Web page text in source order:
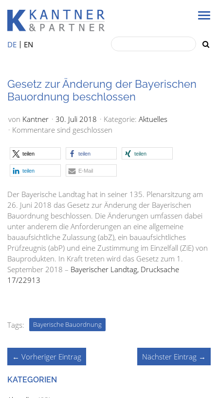
DE EN
Gesetz zur Änderung der Bayerischen
Bauordnung beschlossen
von Kantner 30. Juli 2018 Kategorie: Aktuelles
Kommentare sind geschlossen
teilen teilen teilen
teilen E-Mail
Der Bayerische Landtag hat in seiner 135. Plenarsitzung am
26. Juni 2018 das Gesetz zur Änderung der Bayerischen
Bauordnung beschlossen. Die Änderungen umfassen dabei
unter anderem die Anforderungen an eine allgemeine
bauaufsichtliche Zulassung (abZ), ein bauaufsichtliches
Prüfzeugnis (abP) und eine Zustimmung im Einzelfall (ZiE) von
Bauprodukten. In Kraft treten wird das Gesetz zum 1.
September 2018 – Bayerischer Landtag, Drucksache
17/22913
Tags: Bayerische Bauordnung
← Vorheriger Eintrag Nächster Eintrag →
KATEGORIEN